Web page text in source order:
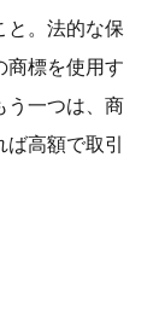
と。法的な保
商標を使用す
う一つは、商
高額で取引